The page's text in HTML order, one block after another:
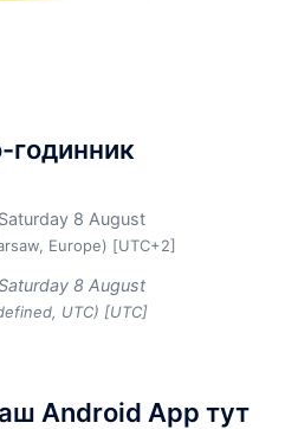
годинник
Saturday 8 August
Europe) [UTC+2]
8 August
UTC) [UTC]
Android App тут